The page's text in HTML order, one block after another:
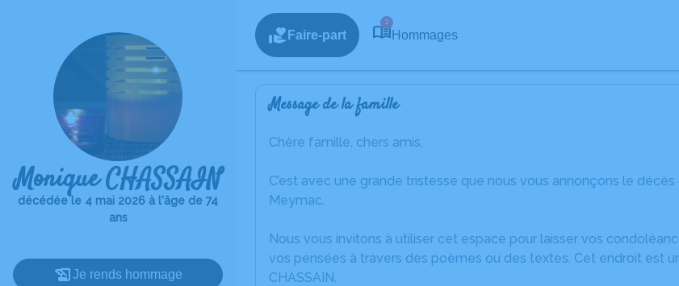
Monique CHASSAIN
décédée le 4 mai 2026 à l'âge de 74
ans
Je rends hommage
Faire-part
2
Hommages
Message de la famille
Chère famille, chers amis,
C’est avec une grande tristesse que nous vous annonçons le
Meymac.
Nous vous invitons à utiliser cet espace pour laisser vos
vos pensées à travers des poèmes ou des textes. Cet endroit est
CHASSAIN.